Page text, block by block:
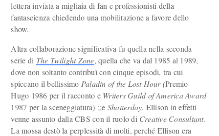
lettera inviata a migliaia di fan e professionisti della
fantascienza chiedendo una mobilitazione a favore dello
show.
Altra collaborazione significativa fu quella nella seconda
serie di The Twilight Zone, quella che va dal 1985 al 1989,
dove non soltanto contribuì con cinque episodi, tra cui
spiccano il bellissimo Paladin of the Lost Hour (Premio
Hugo 1986 per il racconto e Writers Guild of America Award
1987 per la sceneggiatura) ;;e Shatterday. Ellison in effetti
venne assunto dalla CBS con il ruolo di Creative Consultant.
La mossa destò la perplessità di molti, perché Ellison era